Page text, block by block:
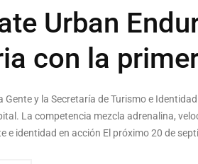
Urban
con la
Gente y la Secretaría de Turismo e
La competencia mezcla adrenalina,
e identidad en acción El próximo 20 de